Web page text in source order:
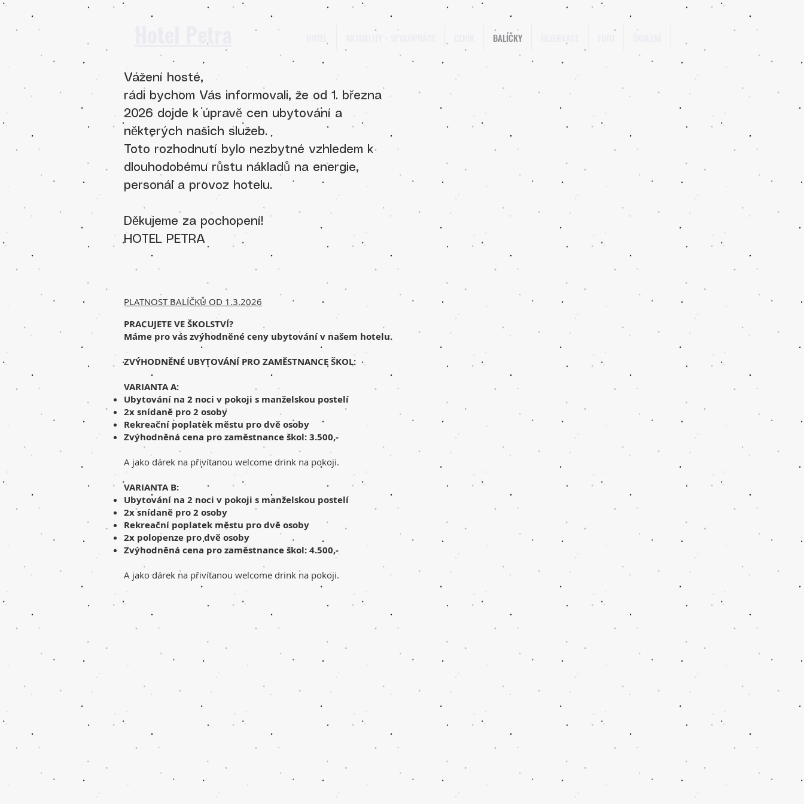
Hotel Petra BALÍČKY
Vážení hosté,
rádi bychom Vás informovali, že od 1. března
2026 dojde k úpravě cen ubytování a
některých našich služeb.
Toto rozhodnutí bylo nezbytné vzhledem k
dlouhodobému růstu nákladů na energie,
personál a provoz hotelu.
​Děkujeme za pochopení!
HOTEL PETRA
PLATNOST BALÍČKŮ OD 1.3.2026
PRACUJETE VE ŠKOLSTVÍ?
Máme pro vás zvýhodněné ceny ubytování v našem hotelu.
ZVÝHODNĚNÉ UBYTOVÁNÍ PRO ZAMĚSTNANCE ŠKOL:
VARIANTA A:
Ubytování na 2 noci v pokoji s manželskou postelí
2x snídaně pro 2 osoby
Rekreační poplatek městu pro dvě osoby
Zvýhodněná cena pro zaměstnance škol: 3.500,-
A jako dárek na přivítanou welcome drink na pokoji.
VARIANTA B:
Ubytování na 2 noci v pokoji s manželskou postelí
2x snídaně pro 2 osoby
Rekreační poplatek městu pro dvě osoby
2x polopenze pro dvě osoby
Zvýhodněná cena pro zaměstnance škol: 4.500,-
A jako dárek na přivítanou welcome drink na pokoji.